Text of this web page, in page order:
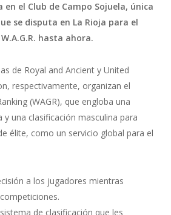
en el Club de Campo Sojuela, única
se disputa en La Rioja para el
hasta ahora.
de Royal and Ancient y United
respectivamente, organizan el
(WAGR), que engloba una
y una clasificación masculina para
élite, como un servicio global para el
a los jugadores mientras
de clasificación que les